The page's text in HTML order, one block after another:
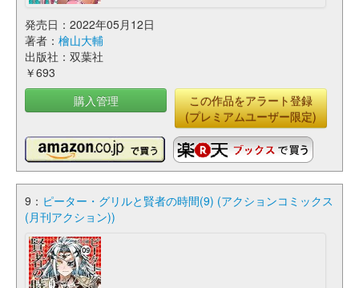
発売日：2022年05月12日
著者： 檜山大輔
出版社：双葉社
￥693
購入管理
この作品をアラート登録
(プレミアムユーザー限定)
9： ピーター・グリルと賢者の時間(9) (アクションコミックス
(月刊アクション))